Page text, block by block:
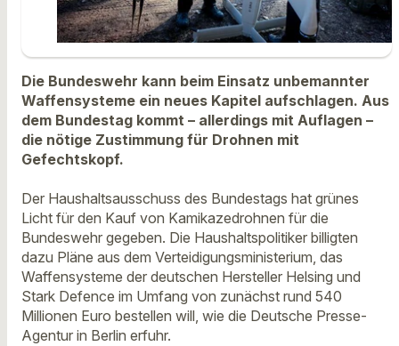
Die Bundeswehr kann beim Einsatz unbemannter
Waffensysteme ein neues Kapitel aufschlagen. Aus
dem Bundestag kommt – allerdings mit Auflagen –
die nötige Zustimmung für Drohnen mit
Gefechtskopf.
Der Haushaltsausschuss des Bundestags hat grünes
Licht für den Kauf von Kamikazedrohnen für die
Bundeswehr gegeben. Die Haushaltspolitiker billigten
dazu Pläne aus dem Verteidigungsministerium, das
Waffensysteme der deutschen Hersteller Helsing und
Stark Defence im Umfang von zunächst rund 540
Millionen Euro bestellen will, wie die Deutsche Presse-
Agentur in Berlin erfuhr.